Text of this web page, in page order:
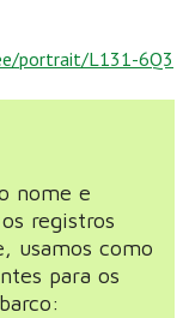
portrait/L131-6Q3
nome e
registros
usamos como
para os